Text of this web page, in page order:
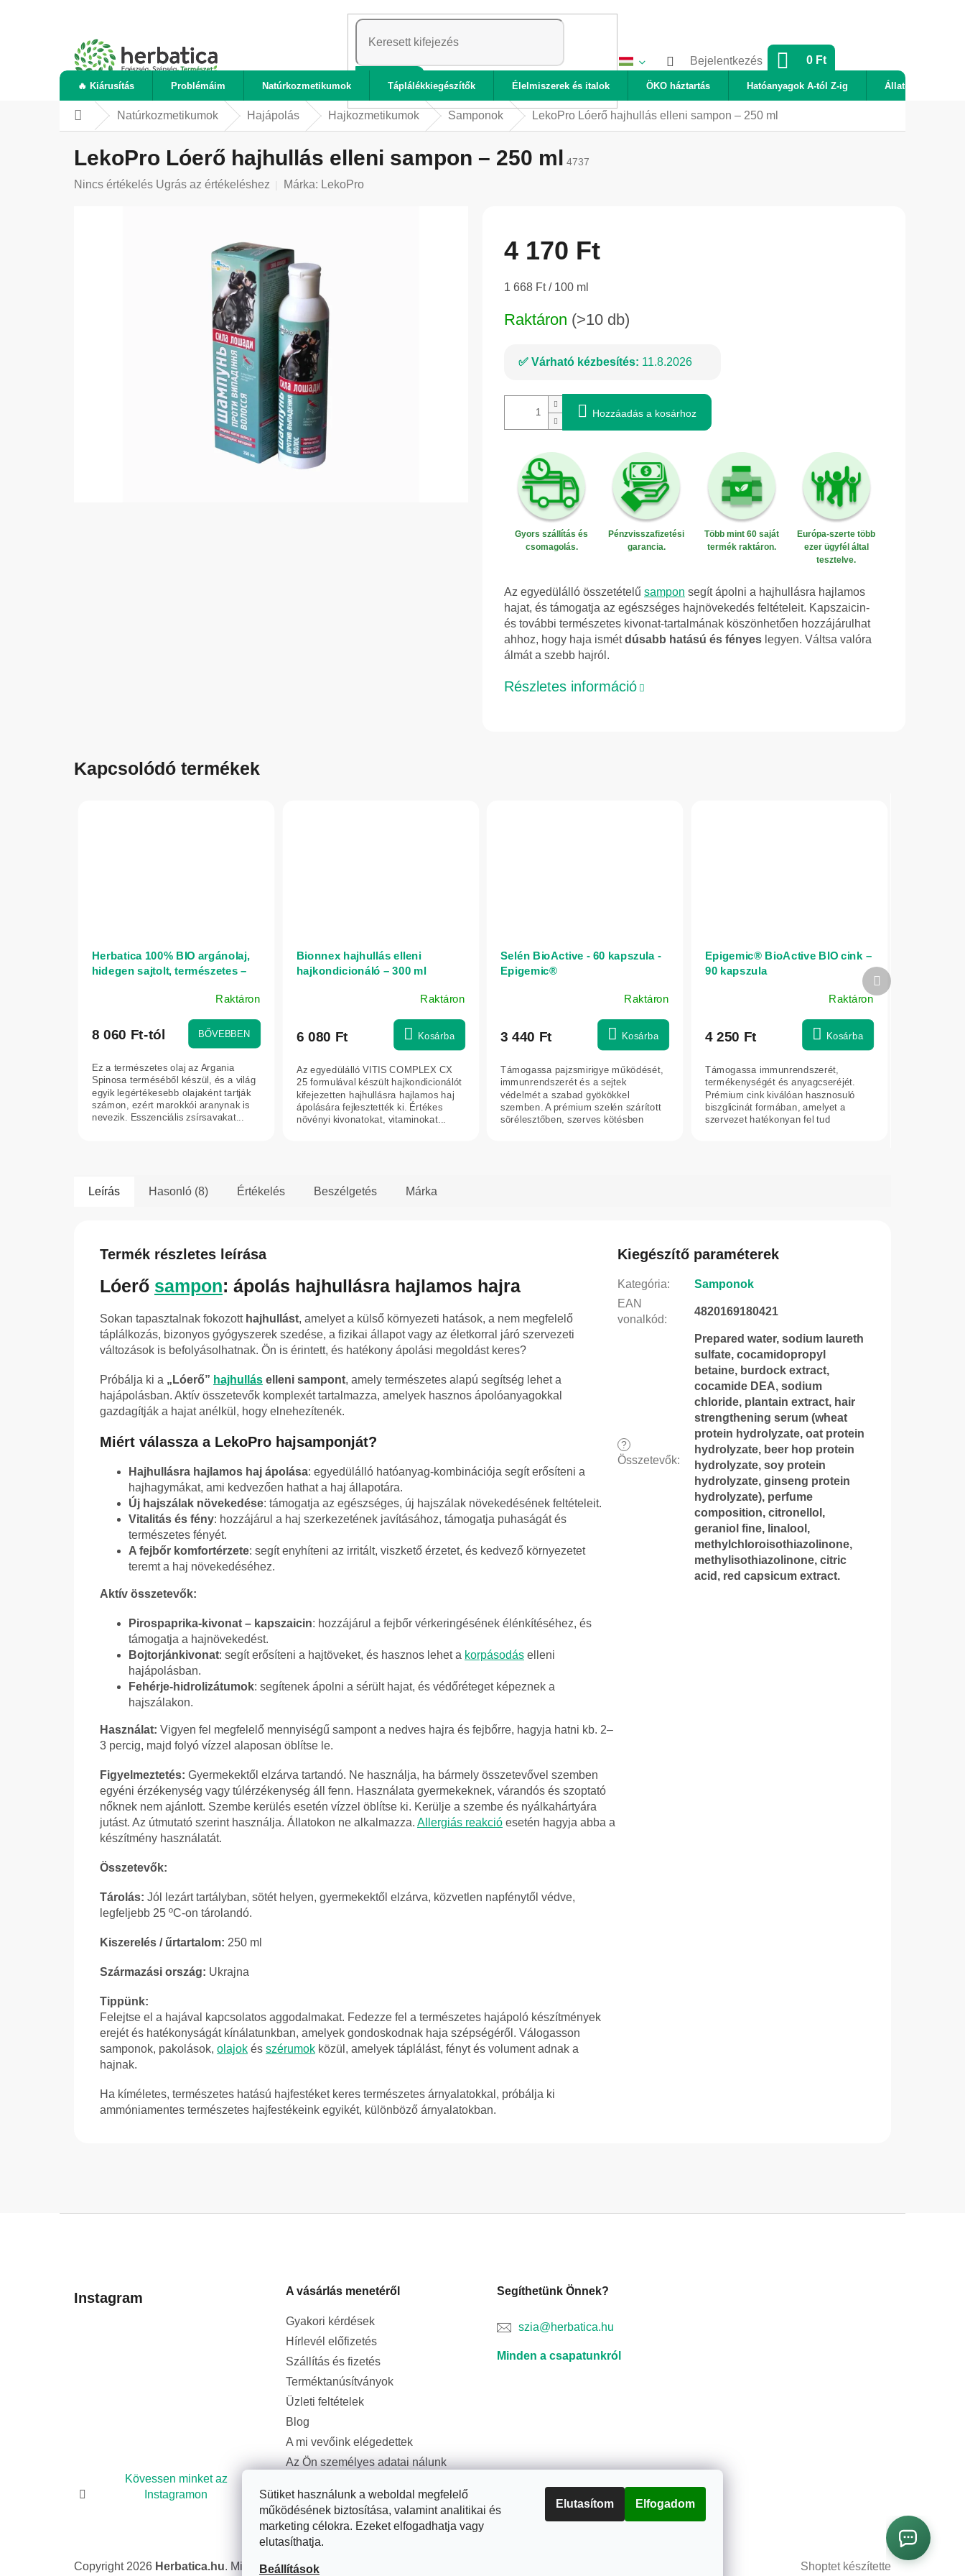
Sütiket használunk a weboldal megfelelő
működésének biztosítása, valamint analitikai és
marketing célokra. Ezeket elfogadhatja vagy
elutasíthatja.
Beállítások
Elutasítom Elfogadom
KERESÉS
Bejelentkezés KOSÁR
0 Ft
🔥 Kiárusítás Problémáim Natúrkozmetikumok Táplálékkiegészítők Élelmiszerek és italok ÖKO háztartás Hatóanyagok A-tól Z-ig Állatok
KezdőlapNatúrkozmetikumok Hajápolás Hajkozmetikumok Samponok LekoPro Lóerő hajhullás elleni sampon – 250 ml
LekoPro Lóerő hajhullás elleni sampon – 250 ml 4737
A
Nincs értékelés Ugrás az értékeléshez Márka: LekoPro
4 170 Ft
Egységár:
1 668 Ft / 100 ml
Raktáron (>10 db)
Várható kézbesítés: 11.8.2026
Hozzáadás a kosárhoz
Gyors szállítás és
csomagolás.
Pénzvisszafizetési
garancia.
Több mint 60 saját
termék raktáron.
Európa-szerte több
ezer ügyfél által
tesztelve.
Az egyedülálló összetételű sampon segít ápolni a hajhullásra hajlamos
hajat, és támogatja az egészséges hajnövekedés feltételeit. Kapszaicin-
és további természetes kivonat-tartalmának köszönhetően hozzájárulhat
ahhoz, hogy haja ismétdúsabb hatású és fényes legyen. Váltsa valóra
álmát a szebb hajról.
Részletes információ
Kapcsolódó termékek
Herbatica 100% BIO argánolaj,
hidegen sajtolt, természetes –
átlagos
5-
ből
4,3
csillag.
Raktáron
8 060 Ft-tól BŐVEBBEN
Ez a természetes olaj az Argania
Spinosa terméséből készül, és a világ
egyik legértékesebb olajaként tartják
számon, ezért marokkói aranynak is
nevezik. Esszenciális zsírsavakat...
Bionnex hajhullás elleni
hajkondicionáló – 300 ml
Raktáron
6 080 Ft Kosárba
Az egyedülálló VITIS COMPLEX CX
25 formulával készült hajkondicionálót
kifejezetten hajhullásra hajlamos haj
ápolására fejlesztették ki. Értékes
növényi kivonatokat, vitaminokat...
Selén BioActive - 60 kapszula -
Epigemic®
Raktáron
3 440 Ft Kosárba
Támogassa pajzsmirigye működését,
immunrendszerét és a sejtek
védelmét a szabad gyökökkel
szemben. A prémium szelén szárított
sörélesztőben, szerves kötésben
Epigemic® BioActive BIO cink –
90 kapszula
Raktáron
4 250 Ft Kosárba
Támogassa immunrendszerét,
termékenységét és anyagcseréjét.
Prémium cink kiválóan hasznosuló
biszglicinát formában, amelyet a
szervezet hatékonyan fel tud
Következő
termék
Leírás Hasonló (8) Értékelés Beszélgetés Márka
Termék részletes leírása
Lóerő sampon: ápolás hajhullásra hajlamos hajra
Sokan tapasztalnak fokozott hajhullást, amelyet a külső környezeti hatások, a nem megfelelő
táplálkozás, bizonyos gyógyszerek szedése, a fizikai állapot vagy az életkorral járó szervezeti
változások is befolyásolhatnak. Ön is érintett, és hatékony ápolási megoldást keres?
Próbálja ki a „Lóerő” hajhullás elleni sampont, amely természetes alapú segítség lehet a
hajápolásban. Aktív összetevők komplexét tartalmazza, amelyek hasznos ápolóanyagokkal
gazdagítják a hajat anélkül, hogy elnehezítenék.
Miért válassza a LekoPro hajsamponját?
Hajhullásra hajlamos haj ápolása: egyedülálló hatóanyag-kombinációja segít erősíteni a
hajhagymákat, ami kedvezően hathat a haj állapotára.
Új hajszálak növekedése: támogatja az egészséges, új hajszálak növekedésének feltételeit.
Vitalitás és fény: hozzájárul a haj szerkezetének javításához, támogatja puhaságát és
természetes fényét.
A fejbőr komfortérzete: segít enyhíteni az irritált, viszkető érzetet, és kedvező környezetet
teremt a haj növekedéséhez.
Aktív összetevők:
Pirospaprika-kivonat – kapszaicin: hozzájárul a fejbőr vérkeringésének élénkítéséhez, és
támogatja a hajnövekedést.
Bojtorjánkivonat: segít erősíteni a hajtöveket, és hasznos lehet a korpásodás elleni
hajápolásban.
Fehérje-hidrolizátumok: segítenek ápolni a sérült hajat, és védőréteget képeznek a
hajszálakon.
Használat: Vigyen fel megfelelő mennyiségű sampont a nedves hajra és fejbőrre, hagyja hatni kb. 2–
3 percig, majd folyó vízzel alaposan öblítse le.
Figyelmeztetés: Gyermekektől elzárva tartandó. Ne használja, ha bármely összetevővel szemben
egyéni érzékenység vagy túlérzékenység áll fenn. Használata gyermekeknek, várandós és szoptató
nőknek nem ajánlott. Szembe kerülés esetén vízzel öblítse ki. Kerülje a szembe és nyálkahártyára
jutást. Az útmutató szerint használja. Állatokon ne alkalmazza. Allergiás reakció esetén hagyja abba a
készítmény használatát.
Összetevők:
Tárolás: Jól lezárt tartályban, sötét helyen, gyermekektől elzárva, közvetlen napfénytől védve,
legfeljebb 25 ºC-on tárolandó.
Kiszerelés / űrtartalom: 250 ml
Származási ország: Ukrajna
Tippünk:
Felejtse el a hajával kapcsolatos aggodalmakat. Fedezze fel a természetes hajápoló készítmények
erejét és hatékonyságát kínálatunkban, amelyek gondoskodnak haja szépségéről. Válogasson
samponok, pakolások, olajok és szérumok közül, amelyek táplálást, fényt és volument adnak a
hajnak.
Ha kíméletes, természetes hatású hajfestéket keres természetes árnyalatokkal, próbálja ki
ammóniamentes természetes hajfestékeink egyikét, különböző árnyalatokban.
Kiegészítő paraméterek
Kategória:
Samponok
EAN
vonalkód:
4820169180421
?
Összetevők:
Prepared water, sodium laureth
sulfate, cocamidopropyl
betaine, burdock extract,
cocamide DEA, sodium
chloride, plantain extract, hair
strengthening serum (wheat
protein hydrolyzate, oat protein
hydrolyzate, beer hop protein
hydrolyzate, soy protein
hydrolyzate, ginseng protein
hydrolyzate), perfume
composition, citronellol,
geraniol fine, linalool,
methylchloroisothiazolinone,
methylisothiazolinone, citric
acid, red capsicum extract.
Instagram
Kövessen minket az
Instagramon
A vásárlás menetéről
Gyakori kérdések
Hírlevél előfizetés
Szállítás és fizetés
Terméktanúsítványok
Üzleti feltételek
Blog
A mi vevőink elégedettek
Az Ön személyes adatai nálunk
Segíthetünk Önnek?
szia@herbatica.hu
Minden a csapatunkról
Shoptet készítette
Copyright 2026 Herbatica.hu. Minden jog fenntartva.